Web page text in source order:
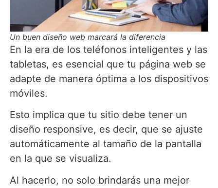
Un buen diseño web marcará la diferencia
En la era de los teléfonos inteligentes y las
tabletas, es esencial que tu página web se
adapte de manera óptima a los dispositivos
móviles.
Esto implica que tu sitio debe tener un
diseño responsive, es decir, que se ajuste
automáticamente al tamaño de la pantalla
en la que se visualiza.
Al hacerlo, no solo brindarás una mejor